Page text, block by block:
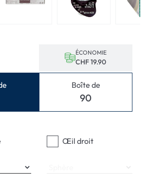
ÉCONOMIE
CHF 19.90
Boîte de
90
Œil droit